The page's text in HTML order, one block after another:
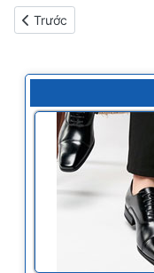
Bài viết trước: Thông
Trước